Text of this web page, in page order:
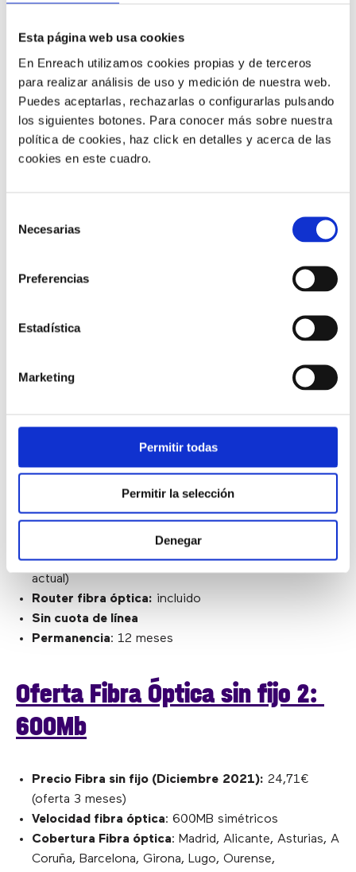
Esta página web usa cookies
En Enreach utilizamos cookies propias y de terceros
para realizar análisis de uso y medición de nuestra web.
Puedes aceptarlas, rechazarlas o configurarlas pulsando
los siguientes botones. Para conocer más sobre nuestra
política de cookies, haz click en detalles y acerca de las
cookies en este cuadro.
Necesarias
Preferencias
Estadística
Marketing
Permitir todas
Permitir la selección
Denegar
Oceans ofrece fibra óptica sin cuota de línea y sin
teléfono fijo en 14 provincias de España
y Zaragoza.) Ofrecen Internet a empresas y particulares
, una condición muy
contenido a la nube con cierta frecuencia.
Oferta Fibra Óptica sin fijo 1:
100Mb
: Madrid, Alicante, Asturias, A
Coruña, Barcelona, Girona, Lugo, Ourense,
Pontevedra, Valencia, Vizcaya, Málaga, Sevilla y
Precio alta fibra óptica:gratis (en promoción
actual)
Router fibra óptica: incluido
Sin cuota de línea
Permanencia: 12 meses
Oferta Fibra Óptica sin fijo 2:
600Mb
Precio Fibra sin fijo (Diciembre 2021): 24,71€
(oferta 3 meses)
Velocidad fibra óptica: 600MB simétricos
Cobertura Fibra óptica: Madrid, Alicante, Asturias, A
Coruña, Barcelona, Girona, Lugo, Ourense,